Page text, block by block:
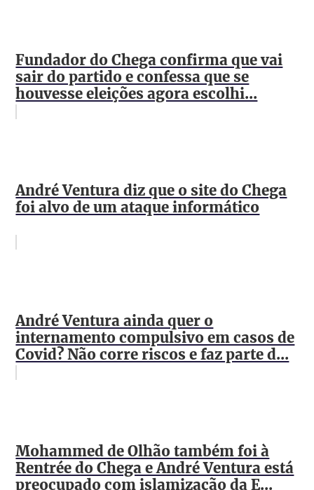
Fundador do Chega confirma que vai
sair do partido e confessa que se
houvesse eleições agora escolhi...
André Ventura diz que o site do Chega
foi alvo de um ataque informático
André Ventura ainda quer o
internamento compulsivo em casos de
Covid? Não corre riscos e faz parte d...
Mohammed de Olhão também foi à
Rentrée do Chega e André Ventura está
preocupado com islamização da E...